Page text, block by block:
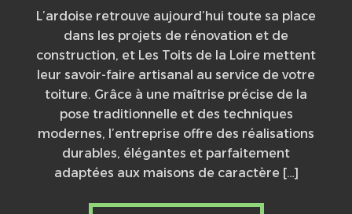
L’ardoise retrouve aujourd’hui toute sa place
dans les projets de rénovation et de
construction, et Les Toits de la Loire mettent
leur savoir-faire artisanal au service de votre
toiture. Grâce à une maîtrise précise de la
pose traditionnelle et des techniques
modernes, l’entreprise offre des réalisations
durables, élégantes et parfaitement
adaptées aux maisons de caractère […]